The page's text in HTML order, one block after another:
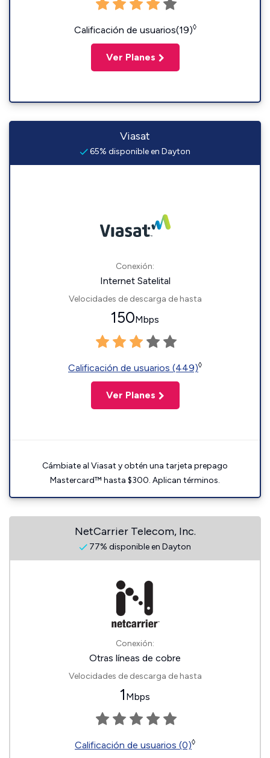
Calificación de usuarios(19)◊
Ver Planes
Viasat
65% disponible en Dayton
Conexión:
Internet Satelital
Velocidades de descarga de hasta
150Mbps
Calificación de usuarios (449)◊
Ver Planes
Cámbiate al Viasat y obtén una tarjeta prepago
Mastercard™ hasta $300. Aplican términos.
NetCarrier Telecom, Inc.
77% disponible en Dayton
Conexión:
Otras líneas de cobre
Velocidades de descarga de hasta
1 Mbps
Calificación de usuarios (0)◊